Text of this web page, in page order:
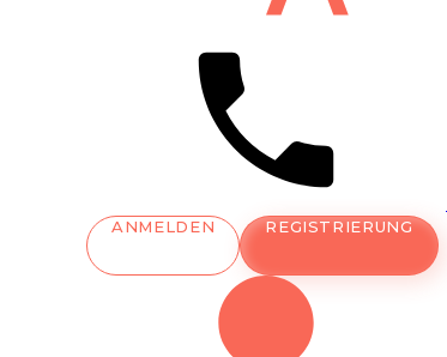
ANMELDEN REGISTRIERUNG